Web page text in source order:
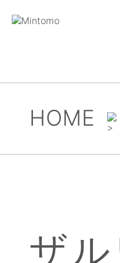
HOME
ザ